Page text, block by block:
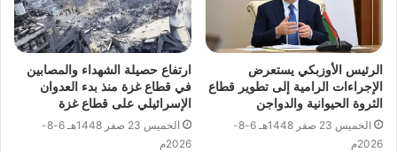
الرئيس الأوزبكي يستعرض
الإجراءات الرامية إلى تطوير قطاع
الثروة الحيوانية والدواجن
الخميس 23 صفر 1448هـ 6-8-
2026م
ارتفاع حصيلة الشهداء والمصابين
في قطاع غزة منذ بدء العدوان
الإسرائيلي على قطاع غزة
الخميس 23 صفر 1448هـ 6-8-
2026م